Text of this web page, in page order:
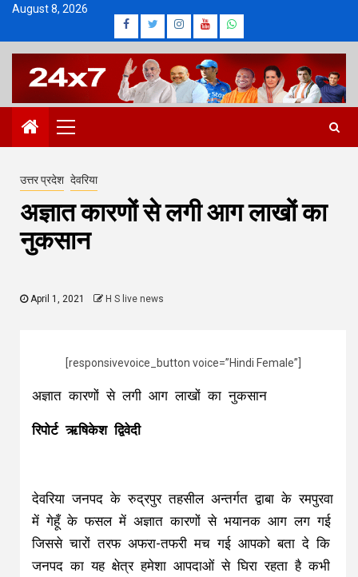
Skip
content
August 8, 2026
Facebook
Twitter
Instagram
Youtube
Whatsapp
Primary
Menu
उत्तर प्रदेश देवरिया
अज्ञात कारणों से लगी आग लाखों का
नुकसान
April 1, 2021 H S live news
[responsivevoice_button voice=”Hindi Female”]
अज्ञात कारणों से लगी आग लाखों का नुकसान
रिपोर्ट ऋषिकेश द्विवेदी
देवरिया जनपद के रुद्रपुर तहसील अन्तर्गत द्वाबा के रमपुरवा
में गेहूँ के फसल में अज्ञात कारणों से भयानक आग लग गई
जिससे चारों तरफ अफरा-तफरी मच गई आपको बता दे कि
जनपद का यह क्षेत्र हमेशा आपदाओं से घिरा रहता है कभी